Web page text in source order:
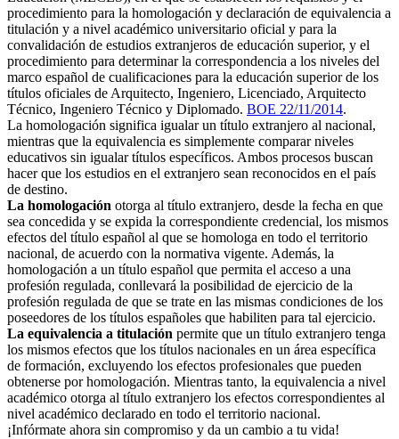
procedimiento para la homologación y declaración de equivalencia a
titulación y a nivel académico universitario oficial y para la
convalidación de estudios extranjeros de educación superior, y el
procedimiento para determinar la correspondencia a los niveles del
marco español de cualificaciones para la educación superior de los
títulos oficiales de Arquitecto, Ingeniero, Licenciado, Arquitecto
Técnico, Ingeniero Técnico y Diplomado. BOE 22/11/2014.
La homologación significa igualar un título extranjero al nacional,
mientras que la equivalencia es simplemente comparar niveles
educativos sin igualar títulos específicos. Ambos procesos buscan
hacer que los estudios en el extranjero sean reconocidos en el país
de destino.
La homologación otorga al título extranjero, desde la fecha en que
sea concedida y se expida la correspondiente credencial, los mismos
efectos del título español al que se homologa en todo el territorio
nacional, de acuerdo con la normativa vigente. Además, la
homologación a un título español que permita el acceso a una
profesión regulada, conllevará la posibilidad de ejercicio de la
profesión regulada de que se trate en las mismas condiciones de los
poseedores de los títulos españoles que habiliten para tal ejercicio.
La equivalencia a titulación permite que un título extranjero tenga
los mismos efectos que los títulos nacionales en un área específica
de formación, excluyendo los efectos profesionales que pueden
obtenerse por homologación. Mientras tanto, la equivalencia a nivel
académico otorga al título extranjero los efectos correspondientes al
nivel académico declarado en todo el territorio nacional.
¡Infórmate ahora sin compromiso y da un cambio a tu vida!